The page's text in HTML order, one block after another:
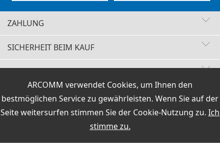
ARCOMM verwendet Cookies, um Ihnen den
bestmöglichen Service zu gewährleisten. Wenn Sie auf der
Seite weitersurfen stimmen Sie der Cookie-Nutzung zu. Ich
stimme zu.
ZAHLUNG
SICHERHEIT BEIM KAUF
Schnelle Lieferzeiten
Käuferschutz
Sichere Zahlung mit SSL-Verschlüsselung
Datenschutz
Sicheres Bezahlen mit Lastschrift
KONTAKT
+49 (0)30 351 26 92 62
Versand / Zahlung | AGB & Widerrufsrecht | Impressum